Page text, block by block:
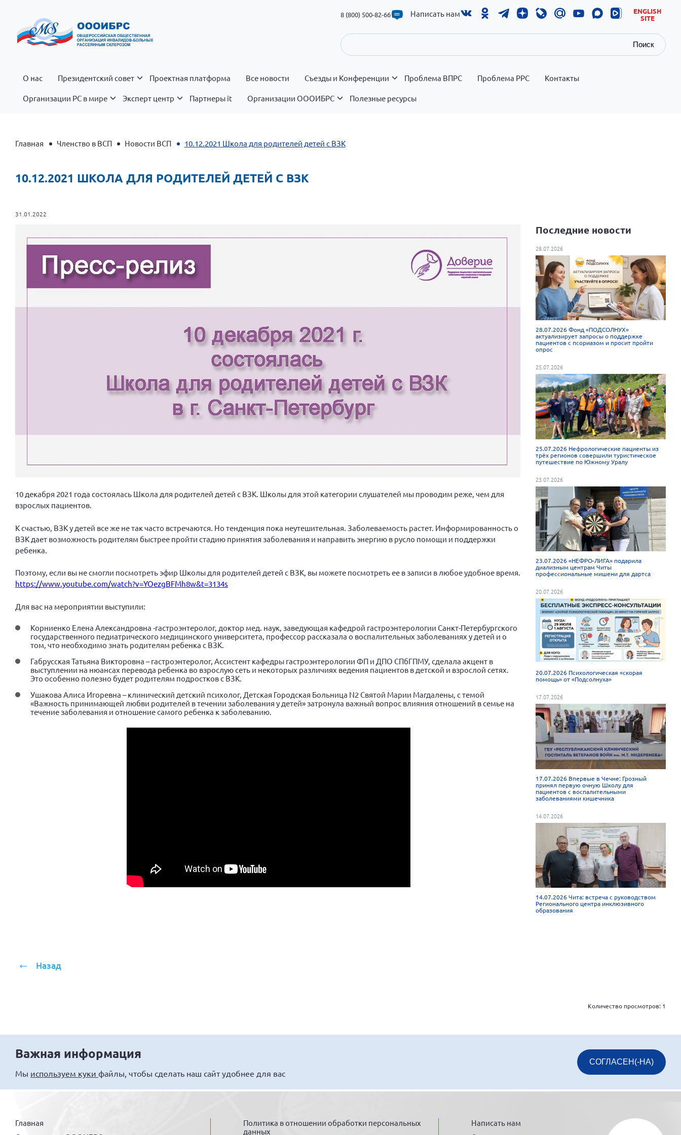
8 (800) 500-82-66 Написать нам
ENGLISH
SITE
Поиск
О нас Президентский совет Проектная платформа Все новости Съезды и Конференции Проблема ВПРС Проблема РРС Контакты
Организации РС в мире Эксперт центр Партнеры it Организации ОООИБРС Полезные ресурсы
Главная Членство в ВСП Новости ВСП 10.12.2021 Школа для родителей детей с ВЗК
10.12.2021 ШКОЛА ДЛЯ РОДИТЕЛЕЙ ДЕТЕЙ С ВЗК
31.01.2022
10 декабря 2021 года состоялась Школа для родителей детей с ВЗК. Школы для этой категории слушателей мы проводим реже, чем для
взрослых пациентов.
К счастью, ВЗК у детей все же не так часто встречаются. Но тенденция пока неутешительная. Заболеваемость растет. Информированность о
ВЗК дает возможность родителям быстрее пройти стадию принятия заболевания и направить энергию в русло помощи и поддержки
ребенка.
Поэтому, если вы не смогли посмотреть эфир Школы для родителей детей с ВЗК, вы можете посмотреть ее в записи в любое удобное время.
https://www.youtube.com/watch?v=YOezgBFMh8w&t=3134s
Для вас на мероприятии выступили:
Корниенко Елена Александровна -гастроэнтеролог, доктор мед. наук, заведующая кафедрой гастроэнтерологии Санкт-Петербургского
государственного педиатрического медицинского университета, профессор рассказала о воспалительных заболеваниях у детей и о
том, что необходимо знать родителям ребенка с ВЗК.
Габрусская Татьяна Викторовна – гастроэнтеролог, Ассистент кафедры гастроэнтерологии ФП и ДПО СПбГПМУ, сделала акцент в
выступлении на нюансах перевода ребенка во взрослую сеть и некоторых различиях ведения пациентов в детской и взрослой сетях.
Это особенно полезно будет родителям подростков с ВЗК.
Ушакова Алиса Игоревна – клинический детский психолог, Детская Городская Больница N2 Святой Марии Магдалены, с темой
«Важность принимающей любви родителей в течении заболевания у детей» затронула важный вопрос влияния отношений в семье на
течение заболевания и отношение самого ребенка к заболеванию.
Последние новости
28.07.2026
28.07.2026 Фонд «ПОДСОЛНУХ»
актуализирует запросы о поддержке
пациентов с псориазом и просит пройти
опрос
25.07.2026
25.07.2026 Нефрологические пациенты из
трёх регионов совершили туристическое
путешествие по Южному Уралу
23.07.2026
23.07.2026 «НЕФРО-ЛИГА» подарила
диализным центрам Читы
профессиональные мишени для дартса
20.07.2026
20.07.2026 Психологическая «скорая
помощь» от «Подсолнуха»
17.07.2026
17.07.2026 Впервые в Чечне: Грозный
принял первую очную Школу для
пациентов с воспалительными
заболеваниями кишечника
14.07.2026
14.07.2026 Чита: встреча с руководством
Регионального центра инклюзивного
образования
Назад
Количество просмотров: 1
Важная информация
Мы используем куки файлы, чтобы сделать наш сайт удобнее для вас
СОГЛАСЕН(-НА)
Главная
Политика в отношении обработки персональных
данных
Написать нам